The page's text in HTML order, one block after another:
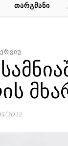
ᲗᲐᲠᲒᲛᲐᲜᲘ
2022